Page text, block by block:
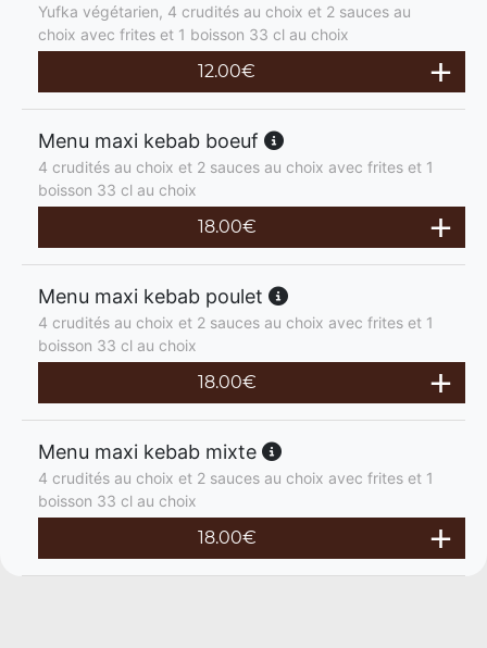
Yufka végétarien, 4 crudités au choix et 2 sauces au
choix avec frites et 1 boisson 33 cl au choix
12.00€
Menu maxi kebab boeuf
4 crudités au choix et 2 sauces au choix avec frites et 1
boisson 33 cl au choix
18.00€
Menu maxi kebab poulet
4 crudités au choix et 2 sauces au choix avec frites et 1
boisson 33 cl au choix
18.00€
Menu maxi kebab mixte
4 crudités au choix et 2 sauces au choix avec frites et 1
boisson 33 cl au choix
18.00€